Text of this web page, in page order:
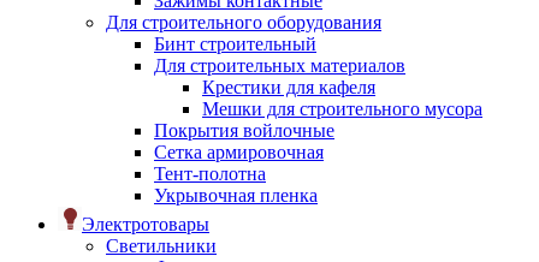
Для строительного оборудования
Бинт строительный
Для строительных материалов
Крестики для кафеля
Мешки для строительного мусора
Покрытия войлочные
Сетка армировочная
Тент-полотна
Укрывочная пленка
Электротовары
Светильники